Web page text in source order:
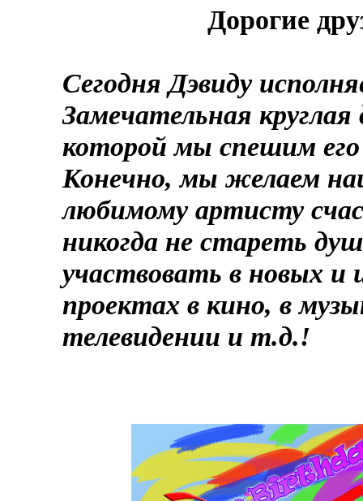
Дорогие
Сегодня Дэвиду
Замечательная круглая
которой мы спешим
Конечно, мы желаем
любимому артисту
никогда не стареть
участвовать в новых и
проектах в кино, в
телевидении и т.д.!